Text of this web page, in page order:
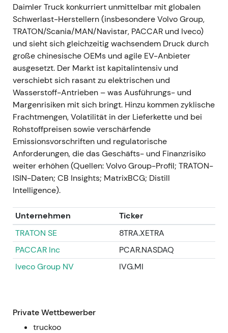
an (höhere Umsatz- und Renditeziele) und
kündigt ein Aktionärsrendite-Programm an:
Aktienrückkäufe von bis zu 2,0 Mrd. € (Laufzeit
ca. 24 Monate).[22],[42],[23]
Markteinschätzung: Prognoseanhebung und
Rückkaufprogramm galten als wesentlicher
Neubewertungskatalysator — sie
signalisierten nachhaltige Margen und eine
klarere Kapitalallokationspolitik; die
Anlegerstimmung drehte spürbar ins
Bullische.
Technisch: Ausbruch und erneute Rallye auf
die Ankündigung hin.
2023-08-02 → 2025-08-01
Aktienrückkaufprogramm wird umgesetzt
(Start 2. August 2023); bis zum
Programmende am 1. August 2025 hat Daimler
Truck 57.351.483 Aktien zu einem
Durchschnittspreis von 34,8726 €
zurückgekauft, Gesamtvolumen rund 2,0 Mrd.
€.[44], [45]
Investoren honorierten die
Umsetzungsdisziplin und die Glaubwürdigkeit
Daimler Truck konkurriert unmittelbar mit globalen
Schwerlast-Herstellern (insbesondere Volvo Group,
TRATON/Scania/MAN/Navistar, PACCAR und Iveco)
und sieht sich gleichzeitig wachsendem Druck durch
große chinesische OEMs und agile EV-Anbieter
ausgesetzt. Der Markt ist kapitalintensiv und
verschiebt sich rasant zu elektrischen und
Wasserstoff-Antrieben – was Ausführungs- und
Margenrisiken mit sich bringt. Hinzu kommen zyklische
Frachtmengen, Volatilität in der Lieferkette und bei
Rohstoffpreisen sowie verschärfende
Emissionsvorschriften und regulatorische
Anforderungen, die das Geschäfts- und Finanzrisiko
weiter erhöhen (Quellen: Volvo Group-Profil; TRATON-
ISIN-Daten; CB Insights; MatrixBCG; Distill
Intelligence).
Unternehmen
Ticker
TRATON SE
8TRA.XETRA
PACCAR Inc
PCAR.NASDAQ
Iveco Group NV
IVG.MI
Private Wettbewerber
truckoo